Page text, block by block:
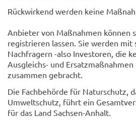
Rückwirkend werden keine
Anbieter von Maßnahmen können
registrieren lassen. Sie werden mit
Nachfragern -also Investoren, die
Ausgleichs- und
zusammen gebracht.
Die Fachbehörde für Naturschutz,
Umweltschutz, führt ein
für das Land Sachsen-Anhalt.